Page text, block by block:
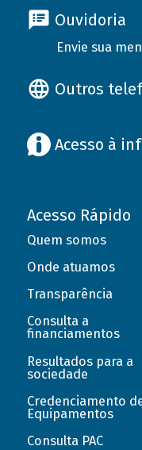
Ouvidoria
Envie sua
Outros
Acesso à
Acesso Rápido
Quem somos
Onde atuamos
Transparência
Consulta a
financiamentos
Resultados para a
sociedade
Credenciamento
Equipamentos
Consulta PAC